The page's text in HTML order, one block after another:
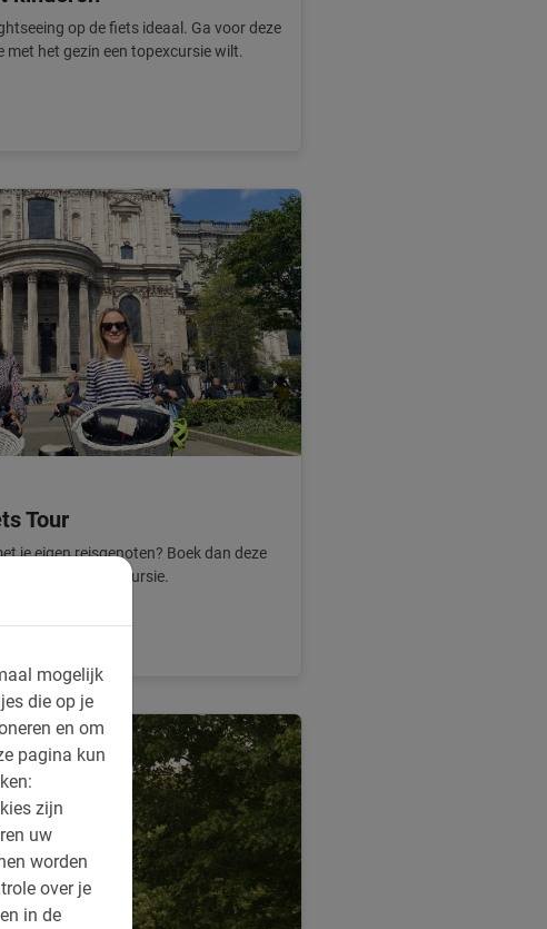
mogelijk
die op je
en om
pagina kun
zijn
uw
worden
over je
in de
op de fiets ideaal. Ga voor deze
het gezin een topexcursie wilt.
Tour
je eigen reisgenoten? Boek dan deze
onvergetelijke excursie.